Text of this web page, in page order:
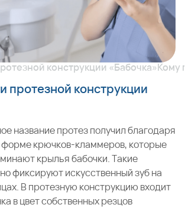
импланта.
конструкции «Бабочка»Кому
протезной конструкции
название протез получил благодаря
крючков-кламмеров, которые
крылья бабочки. Такие
фиксируют искусственный зуб на
В протезную конструкцию входит
в цвет собственных резцов